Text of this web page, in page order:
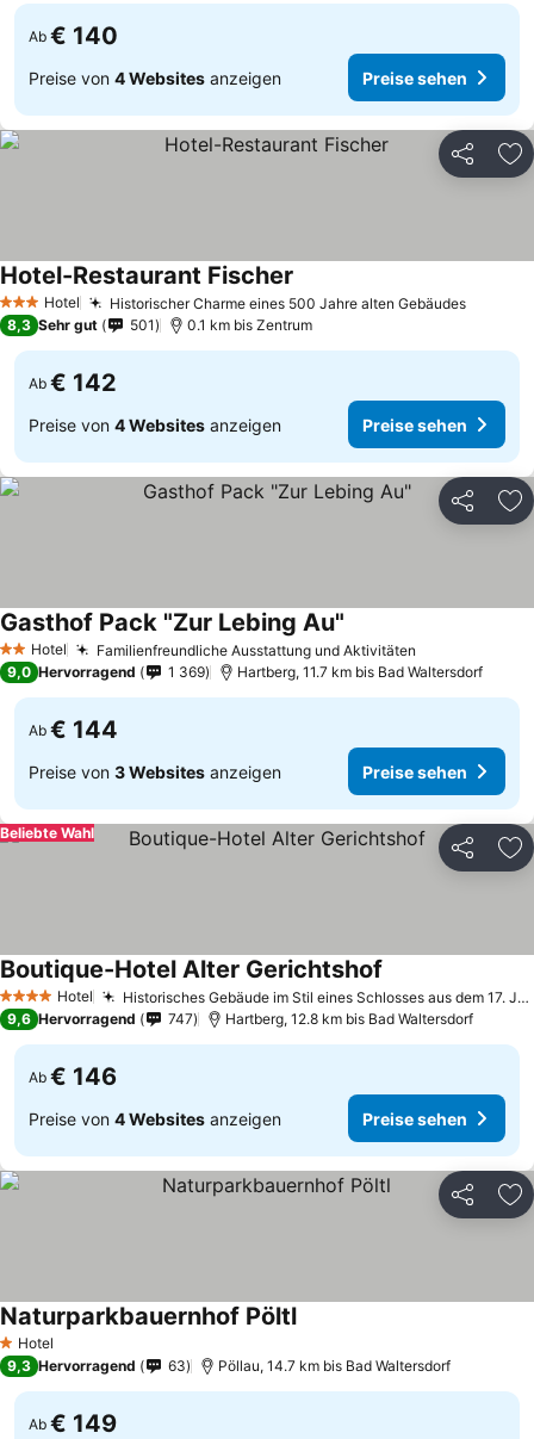
Ab € 140
Preise von 4 Websites anzeigen Preise sehen
Teilen
3 SterneHotel Historischer Charme eines 500 Jahre alten GebäudesPreise
Hotel-Restaurant Fischer
8,3 Sehr gut 501 0.1 km bis Zentrum
Ab € 142
Preise von 4 Websites anzeigen Preise sehen
Teilen
2 Sterne
Hotel Familienfreundliche Ausstattung und Aktivitäten
Gasthof Pack "Zur Lebing Au"
9,0 Hervorragend 1 369 Hartberg, 11.7 km bis Bad Waltersdorf
Ab € 144
Preise von 3 Websites anzeigen Preise sehen
Teilen
Beliebte Wahl
4 Sterne Hotel Historisches Gebäude im Stil eines Schlosses aus dem 17. Jahrhundert
Boutique-Hotel Alter Gerichtshof
9,6 Hervorragend 747 Hartberg, 12.8 km bis Bad Waltersdorf
Ab € 146
Preise von 4 Websites anzeigen Preise sehen
Teilen
1 Sterne
Hotel
Naturparkbauernhof PöltlPreise sehen
9,3 Hervorragend 63 Pöllau, 14.7 km bis Bad Waltersdorf
Ab € 149